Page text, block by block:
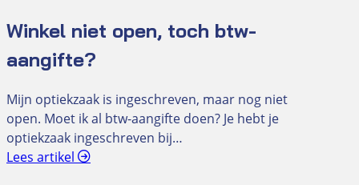
Winkel niet open, toch btw-
aangifte?
Mijn optiekzaak is ingeschreven, maar nog niet
open. Moet ik al btw-aangifte doen? Je hebt je
optiekzaak ingeschreven bij…
Lees artikel